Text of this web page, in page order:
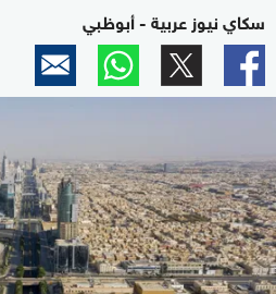
سكاي نيوز عربية - أبوظبي